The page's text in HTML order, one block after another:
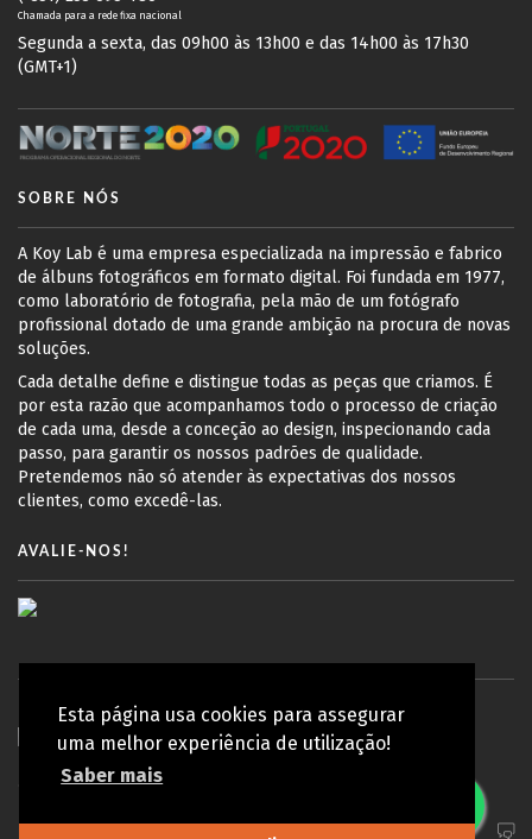
Esta página usa cookies para assegurar
uma melhor experiência de utilização!
Saber mais
Chamada para a rede fixa nacional
Segunda a sexta, das 09h00 às 13h00 e das 14h00 às 17h30
(GMT+1)
SOBRE NÓS
A Koy Lab é uma empresa especializada na impressão e fabrico
de álbuns fotográficos em formato digital. Foi fundada em 1977,
como laboratório de fotografia, pela mão de um fotógrafo
profissional dotado de uma grande ambição na procura de novas
soluções.
Cada detalhe define e distingue todas as peças que criamos. É
por esta razão que acompanhamos todo o processo de criação
de cada uma, desde a conceção ao design, inspecionando cada
passo, para garantir os nossos padrões de qualidade.
Pretendemos não só atender às expectativas dos nossos
clientes, como excedê-las.
AVALIE-NOS!
© Copyright 2010 - 2026 Koy Lab | Todos os direitos reservados